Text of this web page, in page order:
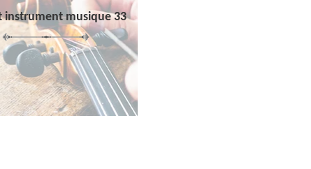
instrument musique 33